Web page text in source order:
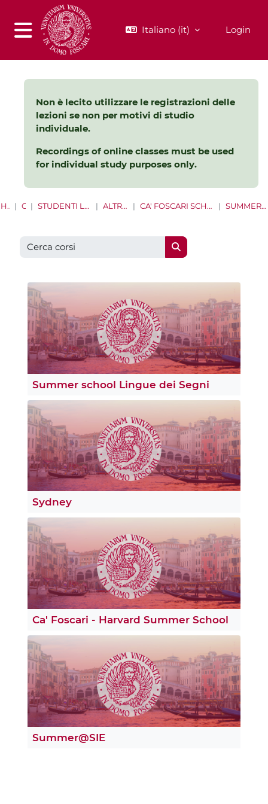
Vai al contenuto principale
Pannello laterale
Italiano ‎(it)‎ Login
Non è lecito utilizzare le registrazioni delle
lezioni se non per motivi di studio
individuale.
Recordings of online classes must be used
for individual study purposes only.
HOME CORSI STUDENTI LAUREE E LAUREE MAGISTRALI ALTRE OPPORTUNITÀ CA' FOSCARI SCHOOL FOR INTERNATIONAL EDUCATION SUMMER AND WINTER SCHOOLS
Cerca corsi
Cerca corsi
Summer school Lingue dei Segni
Sydney
Ca' Foscari - Harvard Summer School
Summer@SIE